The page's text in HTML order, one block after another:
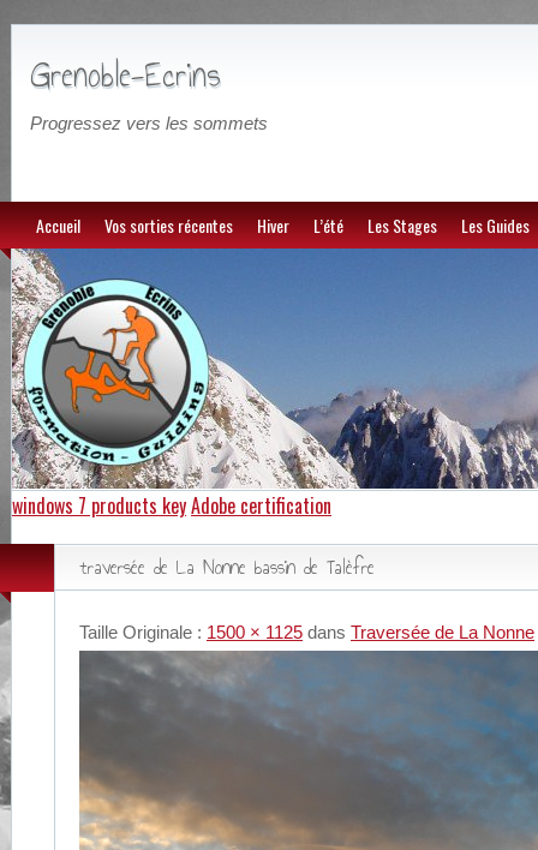
Grenoble-Ecrins
Progressez vers les sommets
Accueil Vos sorties récentes Hiver L’été Les Stages Les Guides
windows 7 products keyAdobe certification
traversée de La Nonne bassin de Talèfre
Taille Originale : 1500 × 1125 dans Traversée de La Nonne